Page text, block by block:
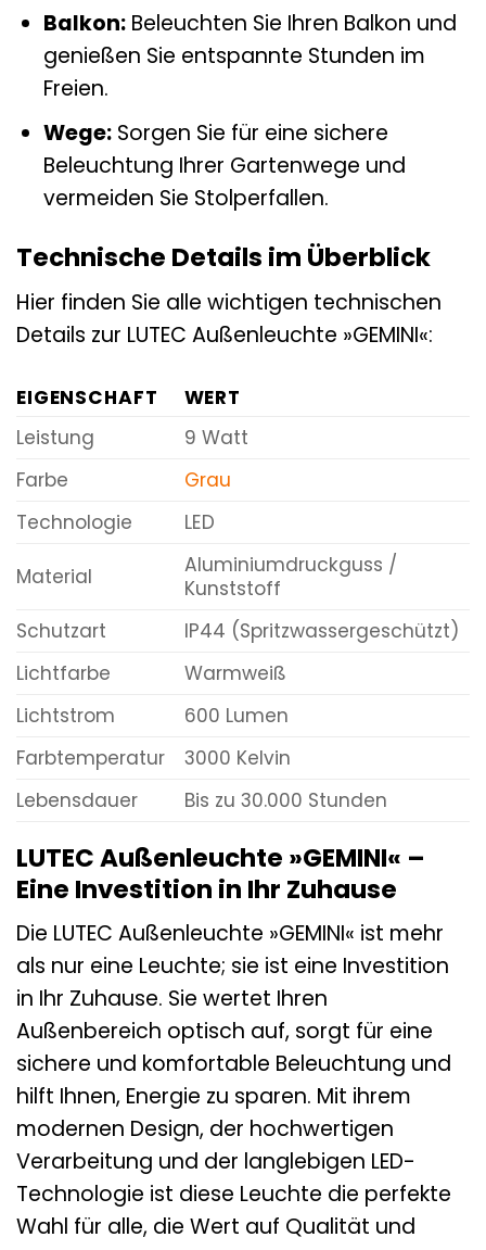
Balkon:Beleuchten Sie Ihren Balkon und
genießen Sie entspannte Stunden im
Freien.
Wege:Sorgen Sie für eine sichere
Beleuchtung Ihrer Gartenwege und
vermeiden Sie Stolperfallen.
Technische Details im Überblick
Hier finden Sie alle wichtigen technischen
Details zur LUTEC Außenleuchte »GEMINI«:
EIGENSCHAFT
WERT
Leistung
9 Watt
Farbe
Grau
Technologie
LED
Material
Aluminiumdruckguss /
Kunststoff
Schutzart
IP44 (Spritzwassergeschützt)
Lichtfarbe
Warmweiß
Lichtstrom
600 Lumen
Farbtemperatur
3000 Kelvin
Lebensdauer
Bis zu 30.000 Stunden
LUTEC Außenleuchte »GEMINI« –
Eine Investition in Ihr Zuhause
Die LUTEC Außenleuchte »GEMINI« ist mehr
als nur eine Leuchte; sie ist eine Investition
in Ihr Zuhause. Sie wertet Ihren
Außenbereich optisch auf, sorgt für eine
sichere und komfortable Beleuchtung und
hilft Ihnen, Energie zu sparen. Mit ihrem
modernen Design, der hochwertigen
Verarbeitung und der langlebigen LED-
Technologie ist diese Leuchte die perfekte
Wahl für alle, die Wert auf Qualität und